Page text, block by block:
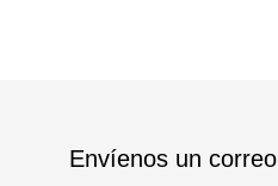
Envíenos un correo